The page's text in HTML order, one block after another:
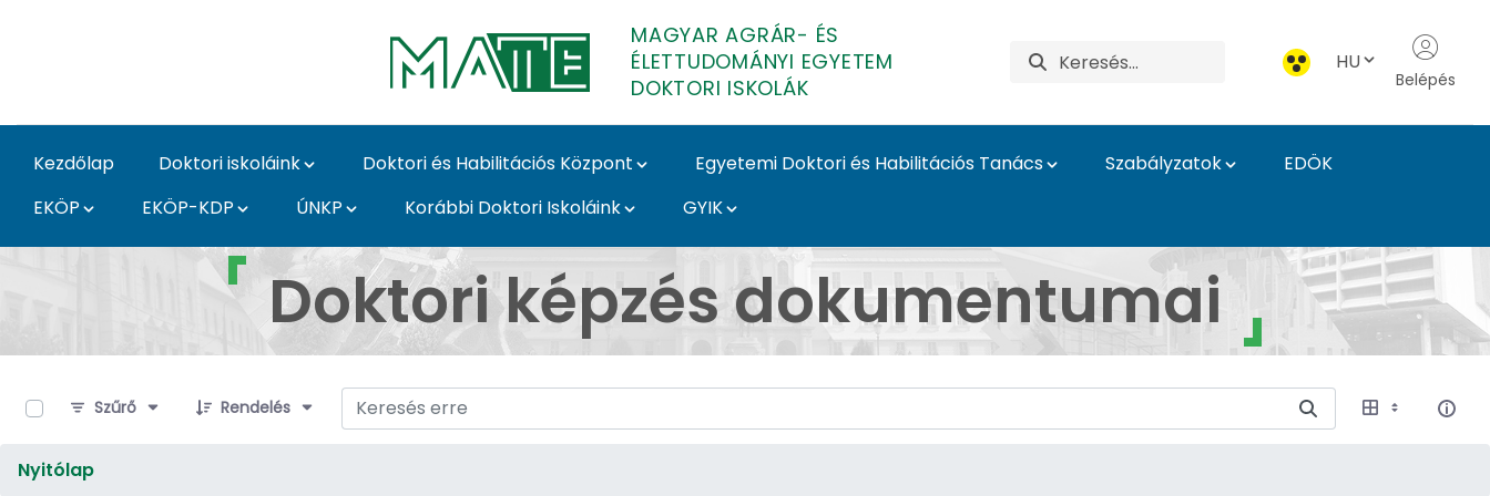
MAGYAR AGRÁR- ÉS
ÉLETTUDOMÁNYI EGYETEM
DOKTORI ISKOLÁK
HU
Belépés
Kezdőlap Doktori iskoláink Doktori és Habilitációs Központ Egyetemi Doktori és Habilitációs Tanács Szabályzatok
EDÖK
EKÖP
EKÖP-KDP ÚNKP Korábbi Doktori Iskoláink GYIK
Dokumentumok - MATE Doktori Iskolák
Doktori képzés dokumentumai
Szűrő
Rendelés
Nyitólap